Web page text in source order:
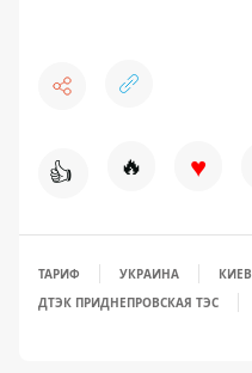
👍 🔥 ♥
ТАРИФ УКРАИНА КИЕВ
ДТЭК ПРИДНЕПРОВСКАЯ ТЭС